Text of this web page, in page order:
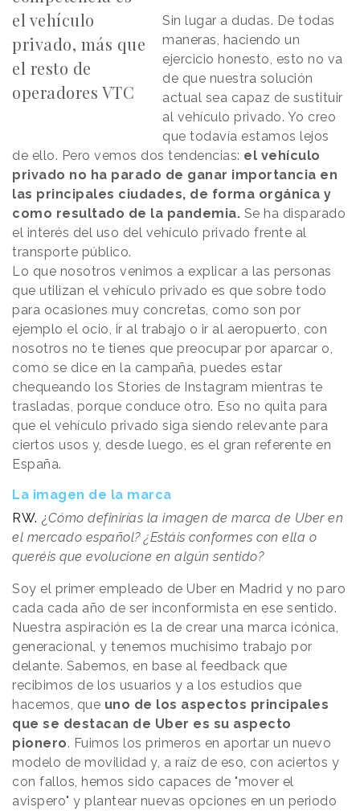
el vehículo
privado, más que
el resto de
operadores VTC
Sin lugar a dudas. De todas
maneras, haciendo un
ejercicio honesto, esto no va
de que nuestra solución
actual sea capaz de sustituir
al vehículo privado. Yo creo
que todavía estamos lejos
de ello. Pero vemos dos tendencias: el vehículo
privado no ha parado de ganar importancia en
las principales ciudades, de forma orgánica y
como resultado de la pandemia. Se ha disparado
el interés del uso del vehículo privado frente al
transporte público.
Lo que nosotros venimos a explicar a las personas
que utilizan el vehículo privado es que sobre todo
para ocasiones muy concretas, como son por
ejemplo el ocio, ir al trabajo o ir al aeropuerto, con
nosotros no te tienes que preocupar por aparcar o,
como se dice en la campaña, puedes estar
chequeando los Stories de Instagram mientras te
trasladas, porque conduce otro. Eso no quita para
que el vehículo privado siga siendo relevante para
ciertos usos y, desde luego, es el gran referente en
España.
La imagen de la marca
RW. ¿Cómo definirías la imagen de marca de Uber en
el mercado español? ¿Estáis conformes con ella o
queréis que evolucione en algún sentido?
Soy el primer empleado de Uber en Madrid y no paro
cada cada año de ser inconformista en ese sentido.
Nuestra aspiración es la de crear una marca icónica,
generacional, y tenemos muchísimo trabajo por
delante. Sabemos, en base al feedback que
recibimos de los usuarios y a los estudios que
hacemos, que uno de los aspectos principales
que se destacan de Uber es su aspecto
pionero. Fuimos los primeros en aportar un nuevo
modelo de movilidad y, a raíz de eso, con aciertos y
con fallos, hemos sido capaces de "mover el
avispero" y plantear nuevas opciones en un periodo